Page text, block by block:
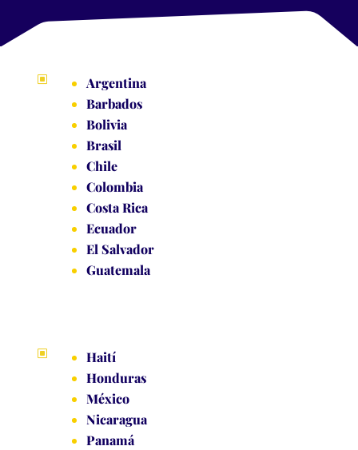
W
Argentina
Barbados
Bolivia
Brasil
Chile
Colombia
Costa Rica
Ecuador
El Salvador
Guatemala
W
Haití
Honduras
México
Nicaragua
Panamá